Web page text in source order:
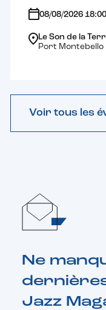
08/08/2026 18:00
Le Son de la
Port Montebello
Voir tous les
Ne
Jazz